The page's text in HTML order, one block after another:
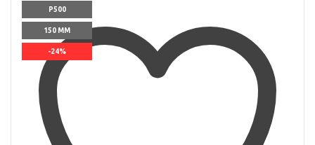
P500
150 ММ
-24%